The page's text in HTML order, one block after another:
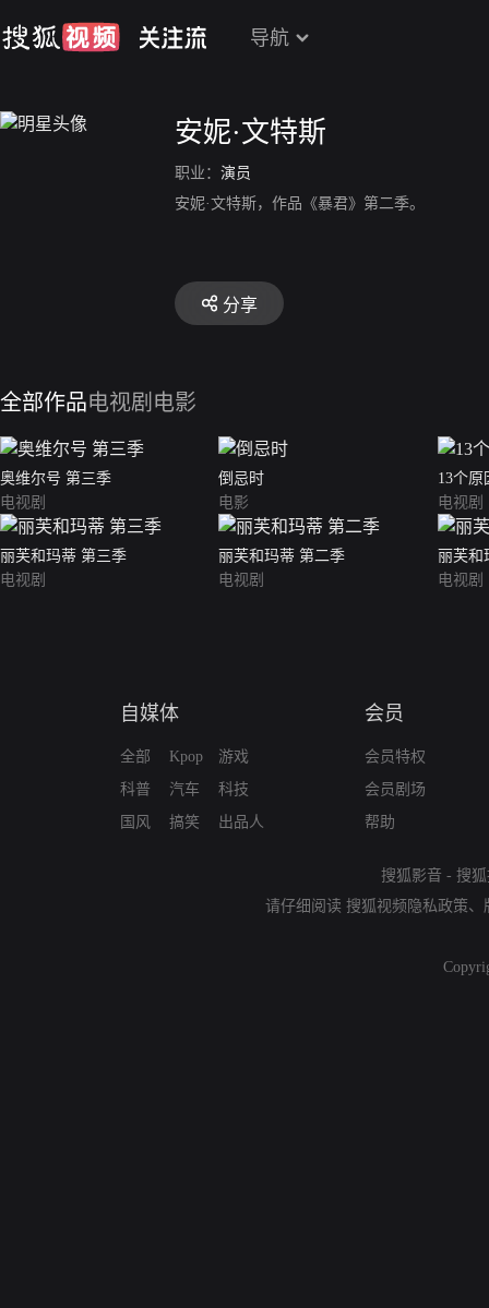
导航
安妮·文特斯
职业： 演员
安妮·文特斯，作品《暴君》第二季。
分享
全部作品电视剧 电影
奥维尔号 第三季
电视剧
倒忌时
电影
13个原
电视剧
丽芙和玛蒂 第三季
电视剧
丽芙和玛蒂 第二季
电视剧
丽芙和
电视剧
自媒体
全部
科普
国风
Kpop
汽车
搞笑
游戏
科技
出品人
会员
会员特权
会员剧场
帮助
搜狐影音 - 搜
请仔细阅读 搜狐视频隐私政策、